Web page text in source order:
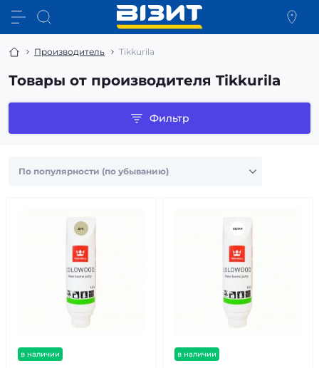
Производитель Tikkurila
Товары от производителя Tikkurila
Фильтр
в наличии в наличии